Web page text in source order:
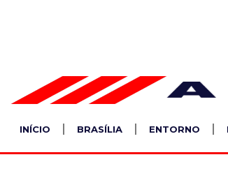
INÍCIO BRASÍLIA ENTORNO